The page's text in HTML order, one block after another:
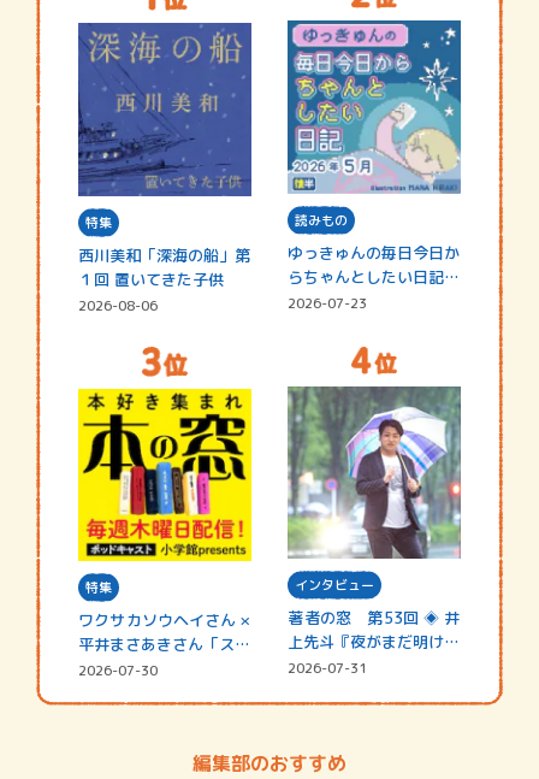
特集
西川美和「深海の船」第
１回 置いてきた子供
2026-08-06
読みもの
ゆっきゅんの毎日今日か
らちゃんとしたい日記
☆202…
2026-07-23
特集
ワクサカソウヘイさん ×
平井まさあきさん「スペ
シャ…
2026-07-30
インタビュー
著者の窓 第53回 ◈ 井
上先斗『夜がまだ明けな
い』
2026-07-31
編集部のおすすめ